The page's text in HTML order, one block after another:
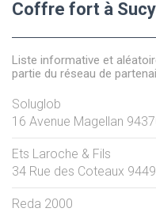
Coffre fort à
Liste informative et
partie du réseau de
Soluglob
16 Avenue Magellan
Ets Laroche & Fils
34 Rue des Coteaux
Reda 2000